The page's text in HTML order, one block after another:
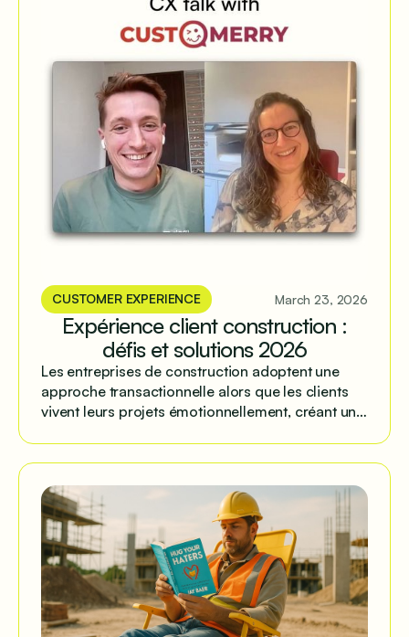
CUSTOMER EXPERIENCE March 23, 2026
Expérience client construction :
défis et solutions 2026
Les entreprises de construction adoptent une
approche transactionnelle alors que les clients
vivent leurs projets émotionnellement, créant un